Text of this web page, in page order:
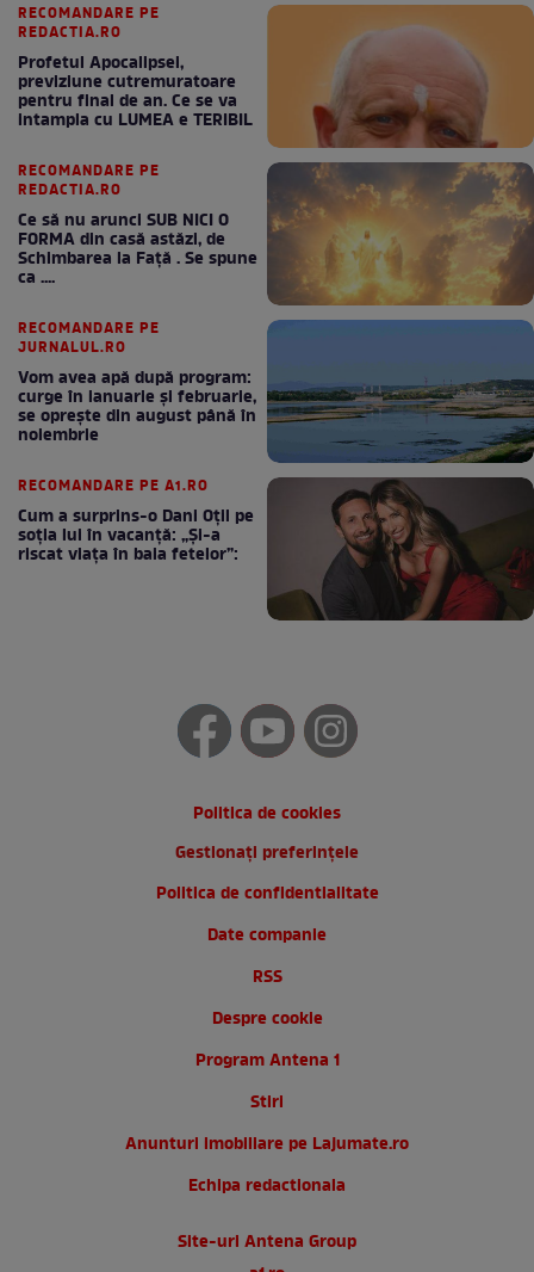
RECOMANDARE PE
REDACTIA.RO
Profetul Apocalipsei,
previziune cutremuratoare
pentru final de an. Ce se va
intampla cu LUMEA e TERIBIL
RECOMANDARE PE
REDACTIA.RO
Ce să nu arunci SUB NICI O
FORMA din casă astăzi, de
Schimbarea la Față . Se spune
ca ....
RECOMANDARE PE
JURNALUL.RO
Vom avea apă după program:
curge în ianuarie și februarie,
se oprește din august până în
noiembrie
RECOMANDARE PE A1.RO
Cum a surprins-o Dani Oțil pe
soția lui în vacanță: „Și-a
riscat viața în baia fetelor”:
Politica de cookies
Gestionați preferințele
Politica de confidentialitate
Date companie
RSS
Despre cookie
Program Antena 1
Stiri
Anunturi imobiliare pe Lajumate.ro
Echipa redactionala
Site-uri Antena Group